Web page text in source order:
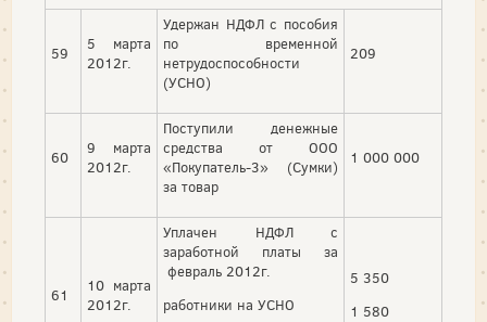
59
5 марта
2012г.
Удержан НДФЛ с пособия
по временной
нетрудоспособности
(УСНО)
209
60
9 марта
2012г.
Поступили денежные
средства от ООО
«Покупатель-3» (Сумки)
за товар
1 000 000
61
10 марта
2012г.
Уплачен НДФЛ с
заработной платы за
февраль 2012г.
работники на УСНО
5 350
1 580